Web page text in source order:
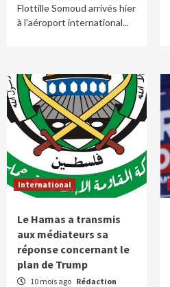
Flottille Somoud arrivés hier
à l'aéroport international...
International
Le Hamas a transmis
aux médiateurs sa
réponse concernant le
plan de Trump
10 mois ago Rédaction